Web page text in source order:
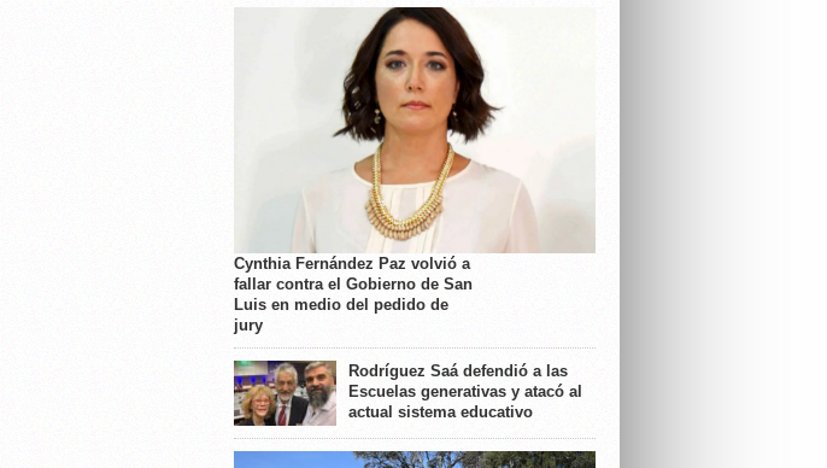
Cynthia Fernández Paz volvió a
fallar contra el Gobierno de San
Luis en medio del pedido de
jury
Rodríguez Saá defendió a las
Escuelas generativas y atacó al
actual sistema educativo